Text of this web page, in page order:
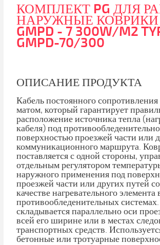
КОМПЛЕКТ PG ДЛЯ
НАРУЖНЫЕ КОВРИКИ
GMPD - 7 300W/M2
GMPD-70/300
ОПИСАНИЕ ПРОДУКТА
Кабель постоянного сопротивления
матом, который гарантирует
расположение источника тепла
кабеля) под
поверхностью проезжей части или
коммуникационного маршрута.
поставляется с одной стороны,
отдельным регулятором
наружного применения под
проезжей части или других путей
качестве нагревательного элемента
противообледенительных
складывается параллельно оси
всей его ширине или в местах
транспортных средств.
бетонные или тротуарные